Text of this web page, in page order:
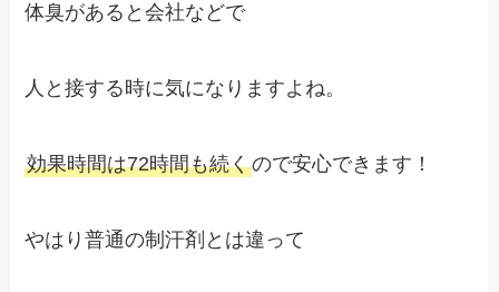
体臭があると会社などで
人と接する時に気になりますよね。
効果時間は72時間も続くので安心できます！
やはり普通の制汗剤とは違って